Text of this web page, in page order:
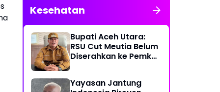
Kesehatan
Bupati Aceh Utara:
RSU Cut Meutia Belum
Diserahkan ke Pemko
Yayasan Jantung